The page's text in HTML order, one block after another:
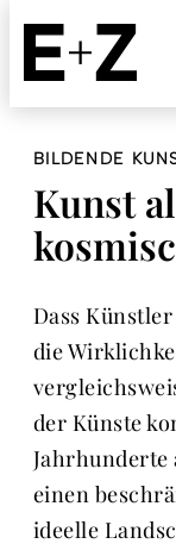
Skip
main
content
BILDENDE
Kunst
Dass
die
der Künste
Jahrhunderte
einen
ideelle